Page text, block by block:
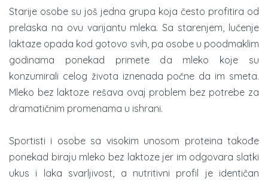
Starije osobe su još jedna grupa koja često profitira od
prelaska na ovu varijantu mleka. Sa starenjem, lučenje
laktaze opada kod gotovo svih, pa osobe u poodmaklim
godinama ponekad primete da mleko koje su
konzumirali celog života iznenada počne da im smeta.
Mleko bez laktoze rešava ovaj problem bez potrebe za
dramatičnim promenama u ishrani.
Sportisti i osobe sa visokim unosom proteina takođe
ponekad biraju mleko bez laktoze jer im odgovara slatki
ukus i laka svarljivost, a nutritivni profil je identičan